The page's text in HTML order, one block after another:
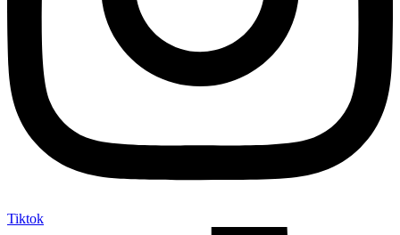
Tiktok